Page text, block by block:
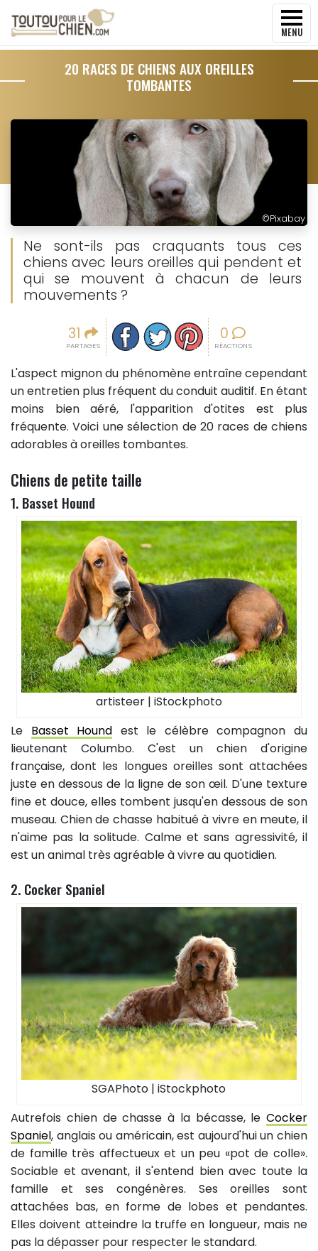
MENU
20 RACES DE CHIENS AUX OREILLES
TOMBANTES
©Pixabay
Ne sont-ils pas craquants tous ces
chiens avec leurs oreilles qui pendent et
qui se mouvent à chacun de leurs
mouvements ?
31
PARTAGES
Partager sur facebook
Partager sur Twitter
Epingler sur Pinterest
0
RÉACTIONS
L'aspect mignon du phénomène entraîne cependant
un entretien plus fréquent du conduit auditif. En étant
moins bien aéré, l'apparition d'otites est plus
fréquente. Voici une sélection de 20 races de chiens
adorables à oreilles tombantes.
Chiens de petite taille
1. Basset Hound
artisteer | iStockphoto
Le Basset Hound est le célèbre compagnon du
lieutenant Columbo. C'est un chien d'origine
française, dont les longues oreilles sont attachées
juste en dessous de la ligne de son œil. D'une texture
fine et douce, elles tombent jusqu'en dessous de son
museau. Chien de chasse habitué à vivre en meute, il
n'aime pas la solitude. Calme et sans agressivité, il
est un animal très agréable à vivre au quotidien.
2. Cocker Spaniel
SGAPhoto | iStockphoto
Autrefois chien de chasse à la bécasse, le Cocker
Spaniel, anglais ou américain, est aujourd'hui un chien
de famille très affectueux et un peu «pot de colle».
Sociable et avenant, il s'entend bien avec toute la
famille et ses congénères. Ses oreilles sont
attachées bas, en forme de lobes et pendantes.
Elles doivent atteindre la truffe en longueur, mais ne
pas la dépasser pour respecter le standard.